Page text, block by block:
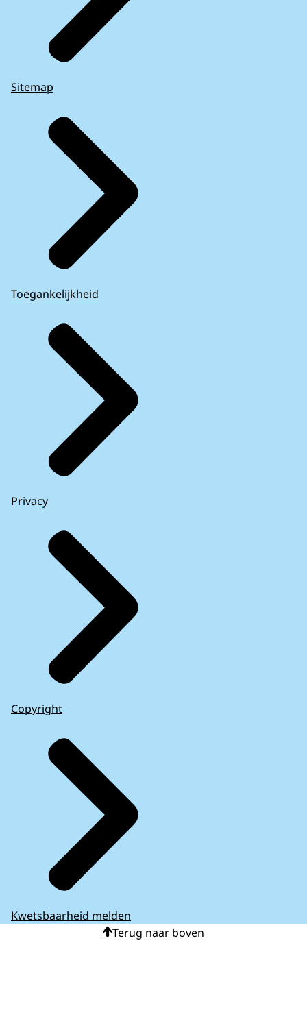
Sitemap
Toegankelijkheid
Privacy
Copyright
Kwetsbaarheid melden
Terug naar boven